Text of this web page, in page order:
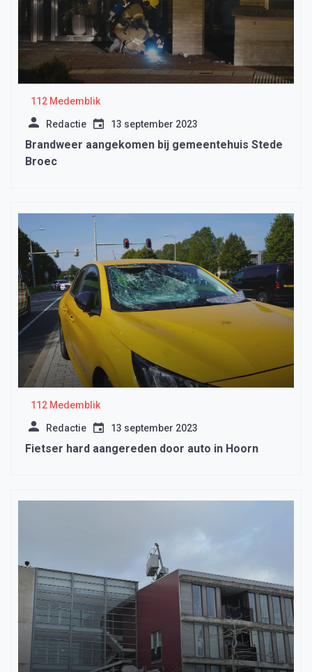
112 Medemblik
Redactie 13 september 2023
Brandweer aangekomen bij gemeentehuis Stede
Broec
112 Medemblik
Redactie 13 september 2023
Fietser hard aangereden door auto in Hoorn